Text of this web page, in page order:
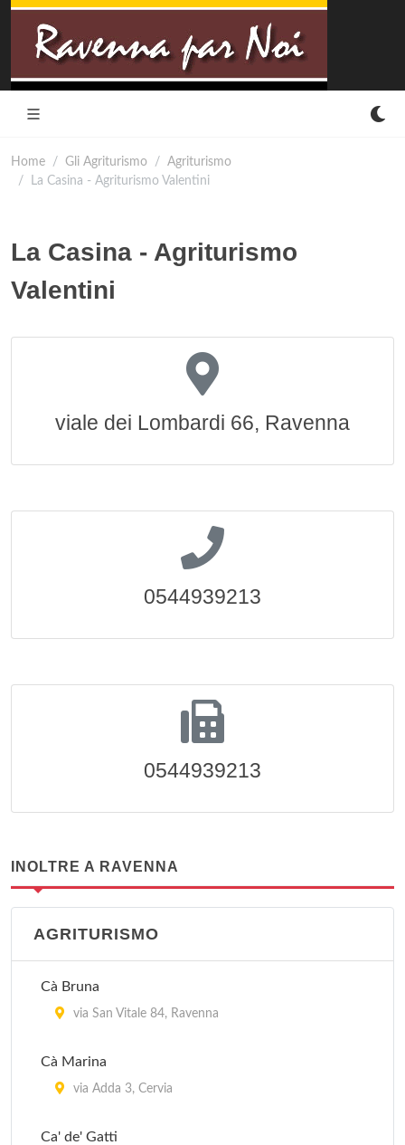
Home Gli Agriturismo
Agriturismo
La Casina - Agriturismo Valentini
La Casina - Agriturismo
Valentini
viale dei Lombardi 66, Ravenna
0544939213
0544939213
INOLTRE A RAVENNA
AGRITURISMO
Cà Bruna
via San Vitale 84, Ravenna
Cà Marina
via Adda 3, Cervia
Ca' de' Gatti